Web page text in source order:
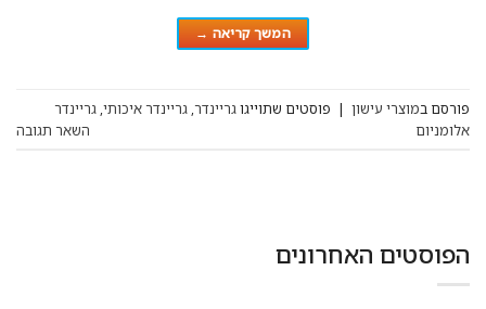
המשך קריאה →
פורסם במוצרי עישון | פוסטים שתוייגוגריינדר, גריינדר איכותי, גריינדר
אלומניום
השאר תגובה
הפוסטים האחרונים